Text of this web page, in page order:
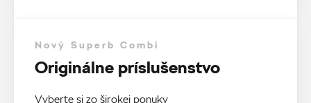
Nový Superb Combi
Originálne príslušenstvo
Vyberte si zo širokej ponuky